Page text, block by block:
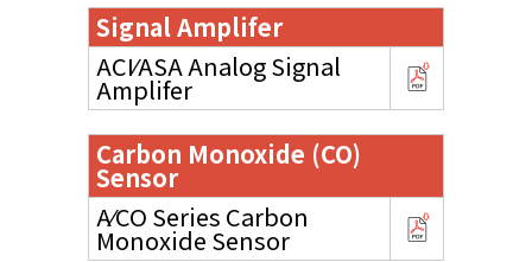
Signal Amplifer
ACI⁄ASA Analog Signal
Amplifer
Carbon Monoxide (CO)
Sensor
A⁄CO Series Carbon
Monoxide Sensor